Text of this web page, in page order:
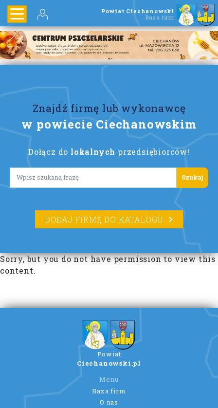
Powiat Ciechanowski
Baza firm
Znajdź firmę lub wykonawcę
w powiecie Ciechanowskim
Dołącz do lokalnych przedsiębiorców!
Lorem ipsum
DODAJ FIRMĘ DO KATALOGU
Sorry, but you do not have permission to view this
content.
Powiat
Ciechanowski.pl
Menu
Baza firm
O nas